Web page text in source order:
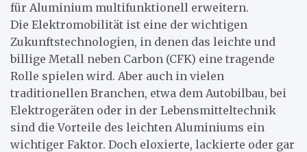
für Aluminium multifunktionell erweitern.
Die Elektromobilität ist eine der wichtigen
Zukunftstechnologien, in denen das leichte und
billige Metall neben Carbon (CFK) eine tragende
Rolle spielen wird. Aber auch in vielen
traditionellen Branchen, etwa dem Autobilbau, bei
Elektrogeräten oder in der Lebensmitteltechnik
sind die Vorteile des leichten Aluminiums ein
wichtiger Faktor. Doch eloxierte, lackierte oder gar